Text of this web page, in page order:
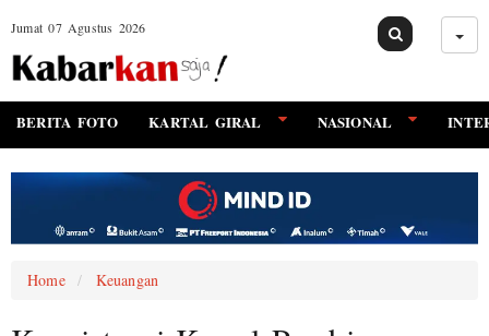
Jumat 07 Agustus 2026
BERITA FOTO KARTAL GIRAL NASIONAL
Home Keuangan